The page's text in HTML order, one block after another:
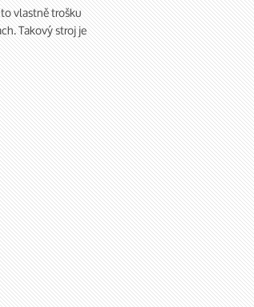
vlastně trošku
Takový stroj je